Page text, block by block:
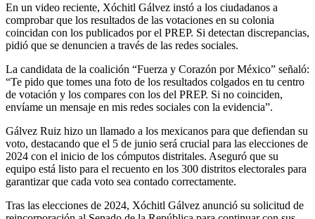
En un video reciente, Xóchitl Gálvez instó a los ciudadanos a
comprobar que los resultados de las votaciones en su colonia
coincidan con los publicados por el PREP. Si detectan discrepancias,
pidió que se denuncien a través de las redes sociales.
La candidata de la coalición “Fuerza y Corazón por México” señaló:
“Te pido que tomes una foto de los resultados colgados en tu centro
de votación y los compares con los del PREP. Si no coinciden,
envíame un mensaje en mis redes sociales con la evidencia”.
Gálvez Ruiz hizo un llamado a los mexicanos para que defiendan su
voto, destacando que el 5 de junio será crucial para las elecciones de
2024 con el inicio de los cómputos distritales. Aseguró que su
equipo está listo para el recuento en los 300 distritos electorales para
garantizar que cada voto sea contado correctamente.
Tras las elecciones de 2024, Xóchitl Gálvez anunció su solicitud de